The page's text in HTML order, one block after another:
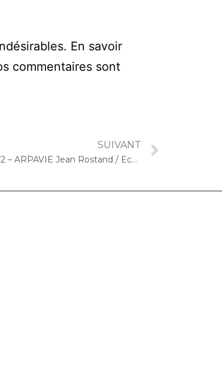
En savoir
commentaires sont
SUIVANT
29 novembre 2022 – ARPAVIE Jean Rostand / Ecole maternelle Albert Calmette / Résidence de la Cour (Athis-Mons) : « Duo CelloPiano » Spécial Noël